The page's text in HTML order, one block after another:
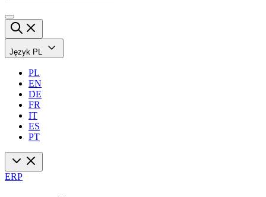
Język PL
PL
EN
DE
FR
IT
ES
PT
ERP